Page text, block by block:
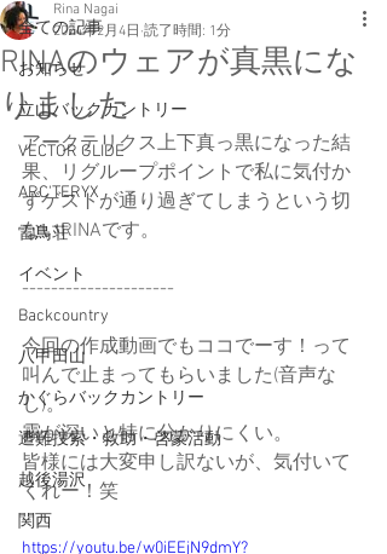
全ての記事
お知らせ
立山バックカントリー
VECTOR GLIDE
ARC'TERYX
雷鳥荘
イベント
Backcountry
八甲田山
かぐらバックカントリー
遭難捜索・救助・啓蒙活動
越後湯沢
関西
RINAのウェアが真黒にな
りました
Rina Nagai
2024年2月4日 読了時間: 1分
アークテリクス上下真っ黒になった結
果、リグループポイントで私に気付か
ずゲストが通り過ぎてしまうという切
ないRINAです。
---------------------
今回の作成動画でもココでーす！って
叫んで止まってもらいました(音声な
し)。
霧が深いと特に分かりにくい。
皆様には大変申し訳ないが、気付いて
くれー！笑
https://youtu.be/w0iEEjN9dmY?